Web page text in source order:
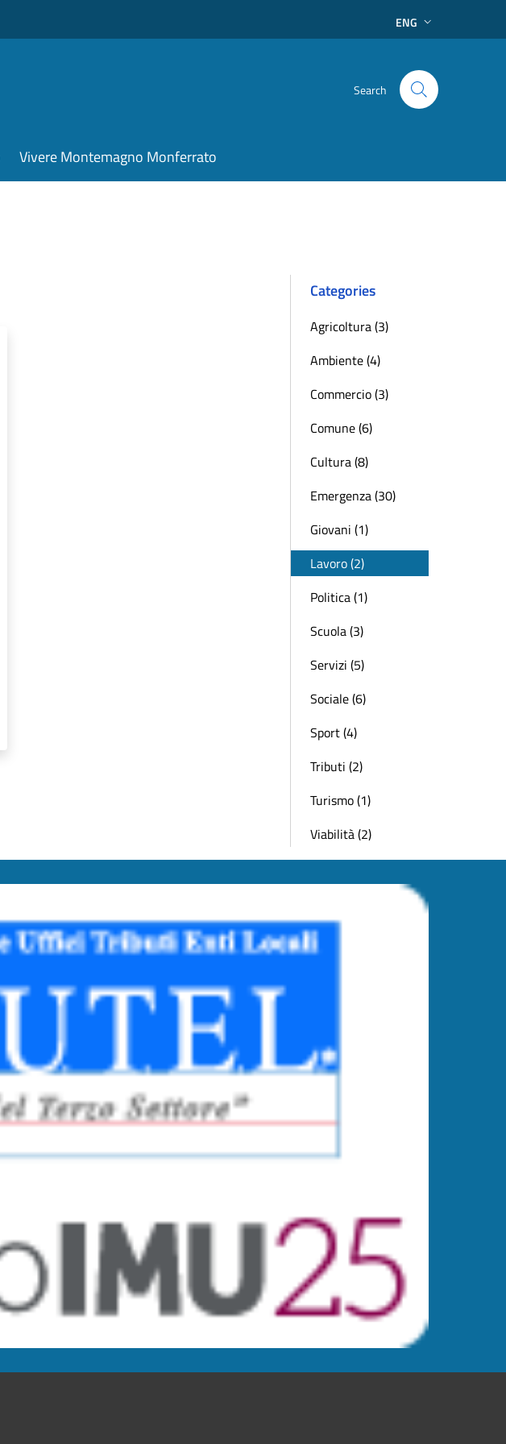
ENG
Search
Vivere Montemagno Monferrato
Categories
Agricoltura (3)
Ambiente (4)
Commercio (3)
Comune (6)
Cultura (8)
Emergenza (30)
Giovani (1)
Lavoro (2)
Politica (1)
Scuola (3)
Servizi (5)
Sociale (6)
Sport (4)
Tributi (2)
Turismo (1)
Viabilità (2)